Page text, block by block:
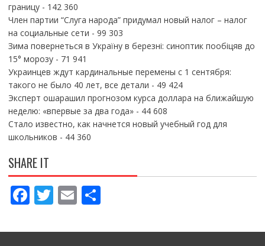
границу- 142 360
Член партии “Слуга народа” придумал новый налог – налог
на социальные сети - 99 303
Зима повернеться в Україну в березні: синоптик пообіцяв до
15° морозу- 71 941
Украинцев ждут кардинальные перемены с 1 сентября:
такого не было 40 лет, все детали - 49 424
Эксперт ошарашил прогнозом курса доллара на ближайшую
неделю: «впервые за два года»- 44 608
Стало известно, как начнется новый учебный год для
школьников - 44 360
SHARE IT
F
e
T
itt
E
ai
П
ді